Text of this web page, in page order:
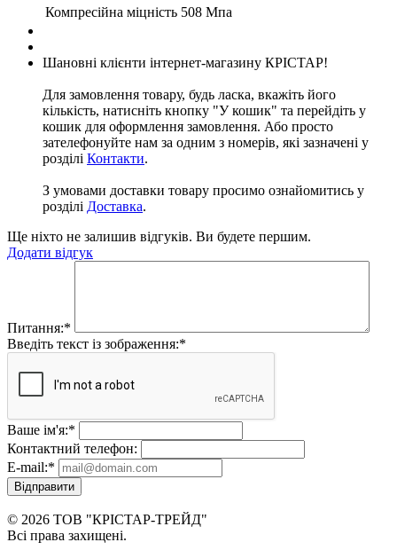
Компресійна міцність 508 Мпа
Шановні клієнти інтернет-магазину КРІСТАР!
Для замовлення товару, будь ласка, вкажіть його
кількість, натисніть кнопку "У кошик" та перейдіть у
кошик для оформлення замовлення. Або просто
зателефонуйте нам за одним з номерів, які зазначені у
розділі Контакти.
З умовами доставки товару просимо ознайомитись у
розділі Доставка.
Ще ніхто не залишив відгуків. Ви будете першим.
Додати відгук
Питання:*
Введіть текст із зображення:*
Ваше ім'я:*
Контактний телефон:
E-mail:*
Відправити
© 2026 ТОВ "КРІСТАР-ТРЕЙД"
Всі права захищені.